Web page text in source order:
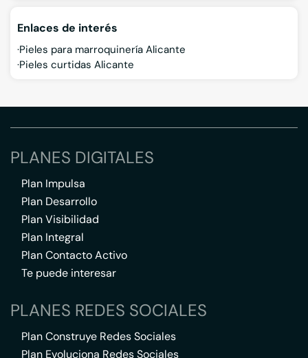
Enlaces de interés
Pieles para marroquinería Alicante
Pieles curtidas Alicante
PLANES DIGITALES
Plan Impulsa
Plan Desarrollo
Plan Visibilidad
Plan Integral
Plan Contacto Activo
Te puede interesar
PLANES REDES SOCIALES
Plan Construye Redes Sociales
Plan Evoluciona Redes Sociales